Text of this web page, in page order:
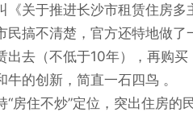
《关于推进长沙市租赁住房
民搞不清楚，官方还特地做
出去（不低于10年），再购
的创新，简直一石四鸟 。
“房住不炒”定位，突出住房的